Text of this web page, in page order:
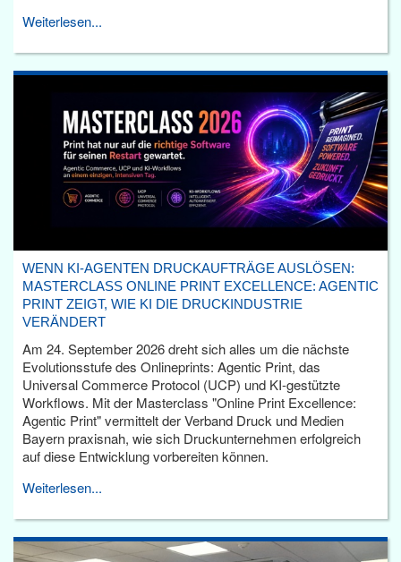
Weiterlesen...
WENN KI-AGENTEN DRUCKAUFTRÄGE AUSLÖSEN:
MASTERCLASS ONLINE PRINT EXCELLENCE: AGENTIC
PRINT ZEIGT, WIE KI DIE DRUCKINDUSTRIE
VERÄNDERT
Am 24. September 2026 dreht sich alles um die nächste
Evolutionsstufe des Onlineprints: Agentic Print, das
Universal Commerce Protocol (UCP) und KI-gestützte
Workflows. Mit der Masterclass "Online Print Excellence:
Agentic Print" vermittelt der Verband Druck und Medien
Bayern praxisnah, wie sich Druckunternehmen erfolgreich
auf diese Entwicklung vorbereiten können.
Weiterlesen...